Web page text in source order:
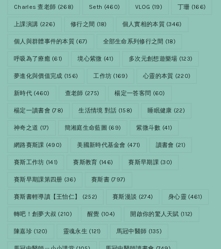
Charles 查老師 (268) Seth (460) VLOG (19) 丁珊 (166)
上課演講 (226) 修行之間 (18) 個人實相的本質(346)
個人與群體事件的本質 (67) 全部生命系列修行之間 (18)
呼吸為了療癒 (61) 境心紫微 (41) 多次元創想遊樂場 (123)
夢進化與價值完成 (156) 工作坊 (169) 心靈的本質 (220)
新時代(460) 查老師 (275) 楊定一答客問 (60)
楊定一讀書會 (78) 生活情境 對話 (158) 睡眠健康 (22)
神奇之道 (17) 簡湘庭生命藍圖 (69) 紫微斗數 (41)
網路賽斯課 (490) 美國新時代基金會 (471) 讀書會 (21)
賽斯工作坊 (141) 賽斯教育 (146) 賽斯早期課 (30)
賽斯早期課第四册 (36) 賽斯書(797)
賽斯書輕導讀【王怡仁】 (252) 賽斯漫談 (274) 身心靈 (461)
轉吧！創夢大叔 (210) 醒覺 (104) 開啟你的驚人天賦 (112)
陳嘉珍(120) 靈魂永生 (121) 馬冠中醫師 (135)